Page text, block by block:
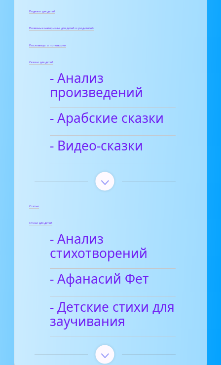
Поделки для детей
Полезные материалы для детей и родителей
Пословицы и поговорки
Сказки для детей
- Анализ
произведений
- Арабские сказки
- Видео-сказки
Статьи
Стихи для детей
- Анализ
стихотворений
- Афанасий Фет
- Детские стихи для
заучивания